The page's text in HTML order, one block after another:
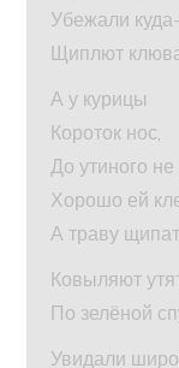
Убежали
Щиплют
А у курицы
Короток нос,
До утиного не
Хорошо ей
А траву
Ковыляют
По зелёной
Увидали